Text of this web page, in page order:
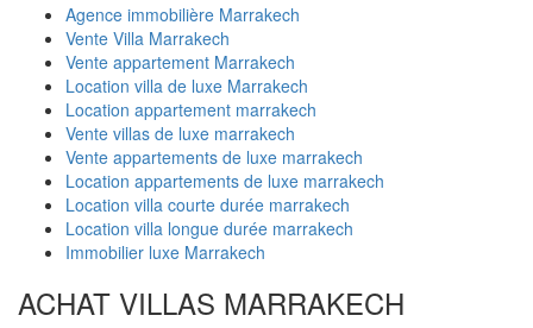
Agence immobilière Marrakech
Vente Villa Marrakech
Vente appartement Marrakech
Location villa de luxe Marrakech
Location appartement marrakech
Vente villas de luxe marrakech
Vente appartements de luxe marrakech
Location appartements de luxe marrakech
Location villa courte durée marrakech
Location villa longue durée marrakech
Immobilier luxe Marrakech
ACHAT VILLAS MARRAKECH